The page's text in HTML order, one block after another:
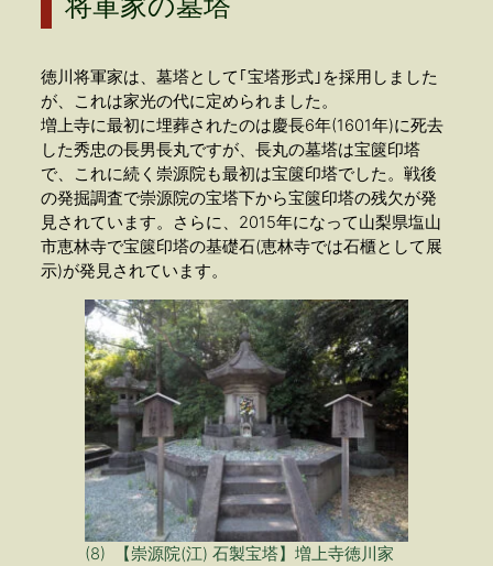
徳川将軍家は、墓塔として｢宝塔形式｣を採用しました
が、これは家光の代に定められました。
増上寺に最初に埋葬されたのは慶長6年(1601年)に死去
した秀忠の長男長丸ですが、長丸の墓塔は宝篋印塔
で、これに続く崇源院も最初は宝篋印塔でした。戦後
の発掘調査で崇源院の宝塔下から宝篋印塔の残欠が発
見されています。さらに、2015年になって山梨県塩山
市恵林寺で宝篋印塔の基礎石(恵林寺では石櫃として展
示)が発見されています。
(8) 【崇源院(江) 石製宝塔】増上寺徳川家